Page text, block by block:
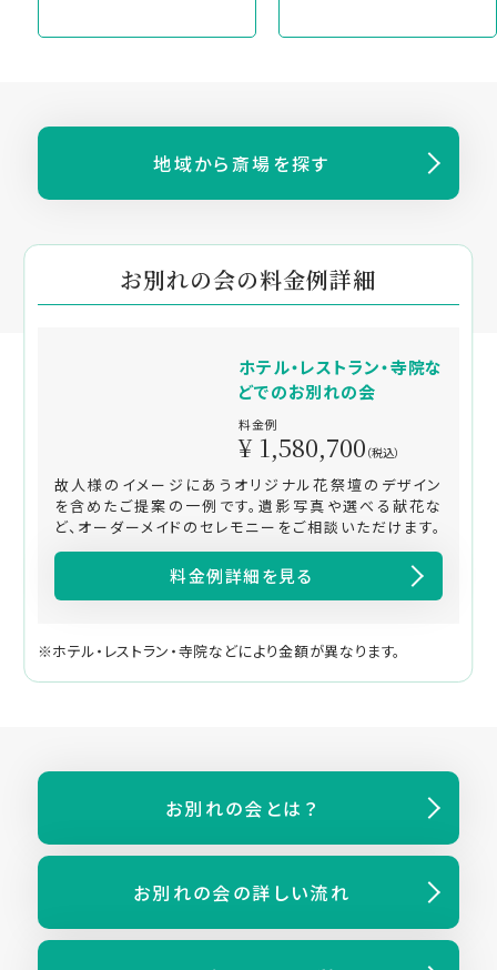
地域から斎場を探す
お別れの会の料金例詳細
ホテル・レストラン・寺院な
どでのお別れの会
料金例
¥ 1,580,700 （税込）
故人様のイメージにあうオリジナル花祭壇のデザイン
を含めたご提案の一例です。遺影写真や選べる献花な
ど、オーダーメイドのセレモニーをご相談いただけます。
料金例詳細を見る
※ホテル・レストラン・寺院などにより金額が異なります。
お別れの会とは？
お別れの会の詳しい流れ